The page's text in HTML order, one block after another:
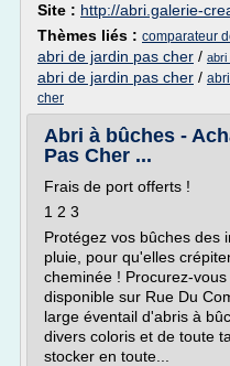
Site : http://abri.galerie-
Thèmes liés : comparateur
abri de jardin pas cher / abri
abri de jardin pas cher /
cher
Abri à bûches -
Pas Cher ...
Frais de port offerts !
1 2 3
Protégez vos bûches des
pluie, pour qu'elles
cheminée ! Procurez-
disponible sur Rue Du
large éventail d'abris à
divers coloris et de toute
stocker en toute...